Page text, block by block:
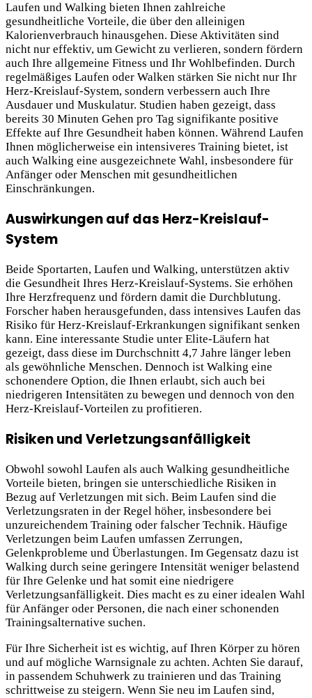
Laufen und Walking bieten Ihnen zahlreiche
gesundheitliche Vorteile, die über den alleinigen
Kalorienverbrauch hinausgehen. Diese Aktivitäten sind
nicht nur effektiv, um Gewicht zu verlieren, sondern fördern
auch Ihre allgemeine Fitness und Ihr Wohlbefinden. Durch
regelmäßiges Laufen oder Walken stärken Sie nicht nur Ihr
Herz-Kreislauf-System, sondern verbessern auch Ihre
Ausdauer und Muskulatur. Studien haben gezeigt, dass
bereits 30 Minuten Gehen pro Tag signifikante positive
Effekte auf Ihre Gesundheit haben können. Während Laufen
Ihnen möglicherweise ein intensiveres Training bietet, ist
auch Walking eine ausgezeichnete Wahl, insbesondere für
Anfänger oder Menschen mit gesundheitlichen
Einschränkungen.
Auswirkungen auf das Herz-Kreislauf-
System
Beide Sportarten, Laufen und Walking, unterstützen aktiv
die Gesundheit Ihres Herz-Kreislauf-Systems. Sie erhöhen
Ihre Herzfrequenz und fördern damit die Durchblutung.
Forscher haben herausgefunden, dass intensives Laufen das
Risiko für Herz-Kreislauf-Erkrankungen signifikant senken
kann. Eine interessante Studie unter Elite-Läufern hat
gezeigt, dass diese im Durchschnitt 4,7 Jahre länger leben
als gewöhnliche Menschen. Dennoch ist Walking eine
schonendere Option, die Ihnen erlaubt, sich auch bei
niedrigeren Intensitäten zu bewegen und dennoch von den
Herz-Kreislauf-Vorteilen zu profitieren.
Risiken und Verletzungsanfälligkeit
Obwohl sowohl Laufen als auch Walking gesundheitliche
Vorteile bieten, bringen sie unterschiedliche Risiken in
Bezug auf Verletzungen mit sich. Beim Laufen sind die
Verletzungsraten in der Regel höher, insbesondere bei
unzureichendem Training oder falscher Technik. Häufige
Verletzungen beim Laufen umfassen Zerrungen,
Gelenkprobleme und Überlastungen. Im Gegensatz dazu ist
Walking durch seine geringere Intensität weniger belastend
für Ihre Gelenke und hat somit eine niedrigere
Verletzungsanfälligkeit. Dies macht es zu einer idealen Wahl
für Anfänger oder Personen, die nach einer schonenden
Trainingsalternative suchen.
Für Ihre Sicherheit ist es wichtig, auf Ihren Körper zu hören
und auf mögliche Warnsignale zu achten. Achten Sie darauf,
in passendem Schuhwerk zu trainieren und das Training
schrittweise zu steigern. Wenn Sie neu im Laufen sind,